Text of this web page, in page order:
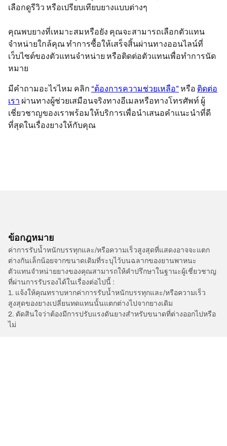
เลือกดูรีวิว หรือเปรียบเทียบยางแบบต่างๆ
คุณพบยางที่เหมาะสมหรือยัง คุณจะสามารถเลือกตัวแทน
จำหน่ายใกล้คุณ ทำการซื้อให้เสร็จสิ้นผ่านทางออนไลน์ที่
เว็บไซต์ของตัวแทนจำหน่าย หรือติดต่อตัวแทนเพื่อทำการนัด
หมาย
มีคำถามอะไรไหม คลิก “ต้องการความช่วยเหลือ”หรือ ติดต่อ
เรา ผ่านทางผู้ช่วยเสมือนจริงทางอีเมลหรือทางโทรศัพท์ ผู้
เชี่ยวชาญของเราพร้อมให้บริการเพื่อนำเสนอคำแนะนำที่ดี
ที่สุดในเรื่องยางให้กับคุณ
ข้อกฎหมาย
ค่าการรับน้ำหนักบรรทุกและ/หรือความเร็วสูงสุดที่แสดงอาจจะแตก
ต่างกันเล็กน้อยจากขนาดเดิมที่ระบุไว้บนฉลากของยานพาหนะ
ตัวแทนจำหน่ายยางของคุณสามารถให้คำปรึกษาในฐานะผู้เชี่ยวชาญ
ที่ผ่านการรับรองได้ในเรื่องต่อไปนี้ :
1. แจ้งให้คุณทราบหากค่าการรับน้ำหนักบรรทุกและ/หรือความเร็ว
สูงสุดของยางเปลี่ยนทดแทนนั้นแตกต่างไปจากยางเดิม
2. ตัดสินใจว่าต้องมีการปรับแรงดันยางสำหรับขนาดที่ต่างออกไปหรือ
ไม่